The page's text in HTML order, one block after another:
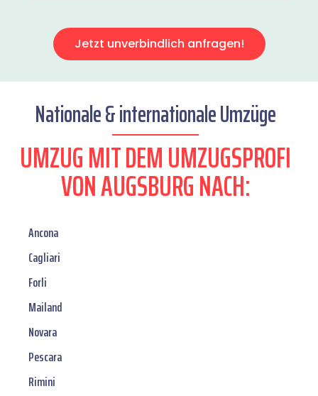
Jetzt unverbindlich anfragen!
Nationale & internationale Umzüge
UMZUG MIT DEM UMZUGSPROFI
VON AUGSBURG NACH:
Ancona
Cagliari
Forli
Mailand
Novara
Pescara
Rimini